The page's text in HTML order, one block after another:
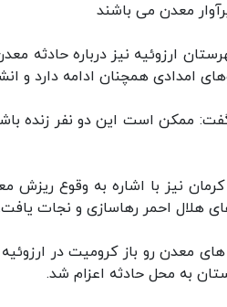
معدن می باشند
امدادی همچنان ادامه دارد و
ممکن است این دو نفر زنده
کرمان نیز با اشاره به وقوع
هلال احمر رهاسازی و نجات
های معدن رو باز کرومیت در
به محل حادثه اعزام شد.